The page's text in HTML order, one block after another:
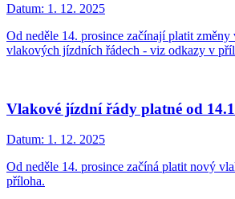
Datum: 1. 12. 2025
Od neděle 14. prosince začínají platit změny
vlakových jízdních řádech - viz odkazy v
Vlakové jízdní řády platné od
Datum: 1. 12. 2025
Od neděle 14. prosince začíná platit nový
příloha.